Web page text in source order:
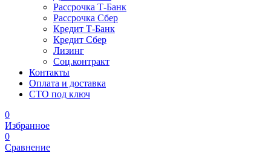
Рассрочка Т-Банк
Рассрочка Сбер
Кредит Т-Банк
Кредит Сбер
Лизинг
Соц.контракт
Контакты
Оплата и доставка
СТО под ключ
0
Избранное
0
Сравнение